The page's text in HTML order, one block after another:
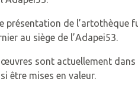
présentation de l’artothèque
au siège de l’Adapei53.
œuvres sont actuellement dans
être mises en valeur.